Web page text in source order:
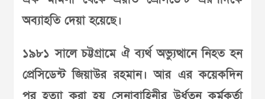
অব্যাহতি দেয়া হয়েছে।
১৯৮১ সালে চট্টগ্রামে ঐ ব্যর্থ অভ্যুত্থানে নিহত হন
প্রেসিডেন্ট জিয়াউর রহমান। আর এর কয়েকদিন